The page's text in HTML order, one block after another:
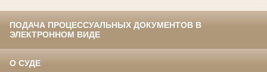
ПОДАЧА ПРОЦЕССУАЛЬНЫХ ДОКУМЕНТОВ В
ЭЛЕКТРОННОМ ВИДЕ
О СУДЕ